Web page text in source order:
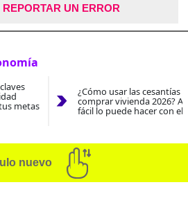
REPORTAR UN ERROR
metas
¿Cómo usar las cesantías
comprar vivienda 2026?
fácil lo puede hacer con el
nuevo